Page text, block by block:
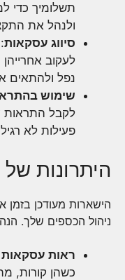
תשלומיך כדי
ולנהל את
סיווג עסקאות
לעקוב
נפל ולהתאים
שימוש
לקבל התראות
פעילות לא
היתרונות
הישארות מעודכן
ניהול הכספים שלך.
ראות עסקאות
כשהן קורות,